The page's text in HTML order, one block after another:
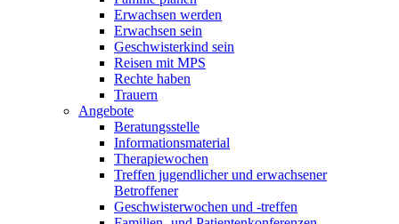
Erwachsen werden
Erwachsen sein
Geschwisterkind sein
Reisen mit MPS
Rechte haben
Trauern
Angebote
Beratungsstelle
Informationsmaterial
Therapiewochen
Treffen jugendlicher und erwachsener
Betroffener
Geschwisterwochen und -treffen